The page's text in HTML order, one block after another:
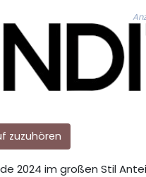
zuzuhören
2024 im großen Stil